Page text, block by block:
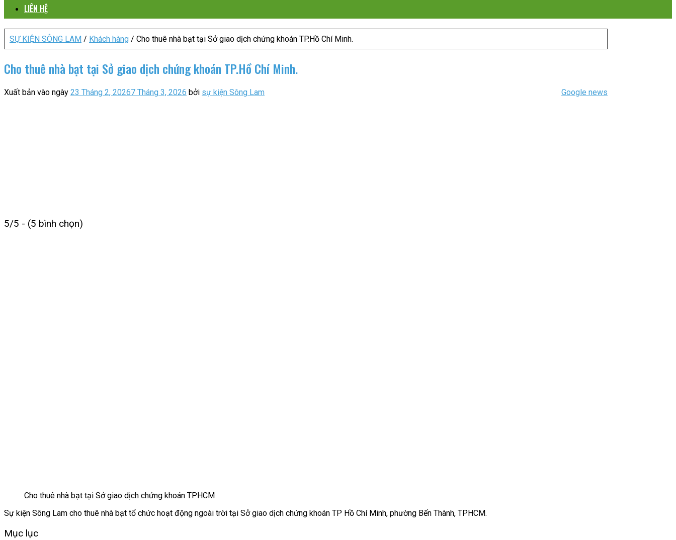
LIÊN HỆ
SỰ KIỆN SÔNG LAM / Khách hàng / Cho thuê nhà bạt tại Sở giao dịch chứng khoán TP.Hồ Chí Minh.
Cho thuê nhà bạt tại Sở giao dịch chứng khoán TP.Hồ Chí Minh.
Xuất bản vào ngày 23 Tháng 2, 20267 Tháng 3, 2026 bởi sự kiện Sông Lam Google news
5/5 - (5 bình chọn)
Cho thuê nhà bạt tại Sở giao dịch chứng khoán TPHCM
Sự kiện Sông Lam cho thuê nhà bạt tổ chức hoạt động ngoài trời tại Sở giao dịch chứng khoán TP Hồ Chí Minh, phường Bến Thành, TPHCM.
Mục lục